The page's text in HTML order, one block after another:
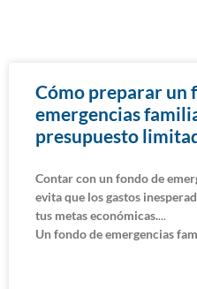
Cómo preparar un
emergencias
presupuesto
Contar con un fondo de
evita que los gastos
tus metas económicas.
Un fondo de emergencias